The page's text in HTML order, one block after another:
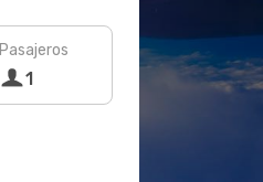
Pasajeros
1